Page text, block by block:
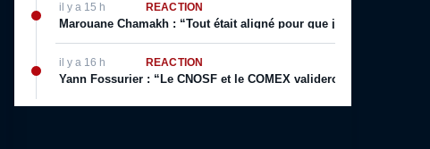
il y a 15 h RÉACTION
Marouane Chamakh : “Tout était aligné pour que j’arrive du
il y a 16 h RÉACTION
Yann Fossurier : “Le CNOSF et le COMEX valideront. Parce que